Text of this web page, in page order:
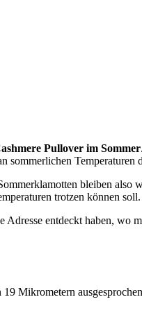
Pullover im Sommer.
Temperaturen
bleiben also
trotzen können soll.
entdeckt haben, wo
Mikrometern